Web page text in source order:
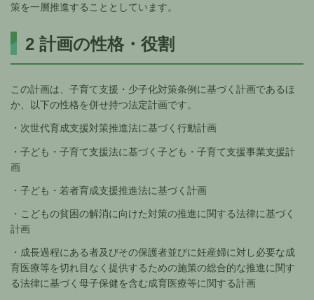
策を一層推進することとしています。
2 計画の性格・役割
この計画は、子育て支援・少子化対策条例に基づく計画であるほ
か、以下の性格を併せ持つ法定計画です。
・次世代育成支援対策推進法に基づく行動計画
・子ども・子育て支援法に基づく子ども・子育て支援事業支援計
画
・子ども・若者育成支援推進法に基づく計画
・こどもの貧困の解消に向けた対策の推進に関する法律に基づく
計画
・成長過程にある者及びその保護者並びに妊産婦に対し必要な成
育医療等を切れ目なく提供するための施策の総合的な推進に関す
る法律に基づく母子保健を含む成育医療等に関する計画